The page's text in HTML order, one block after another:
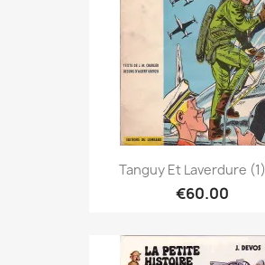
Tanguy Et Laverdure
€60.00